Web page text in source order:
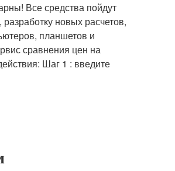
Все средства пойдут
новых расчетов,
планшетов и
сравнения цен на
Шаг 1 : введите